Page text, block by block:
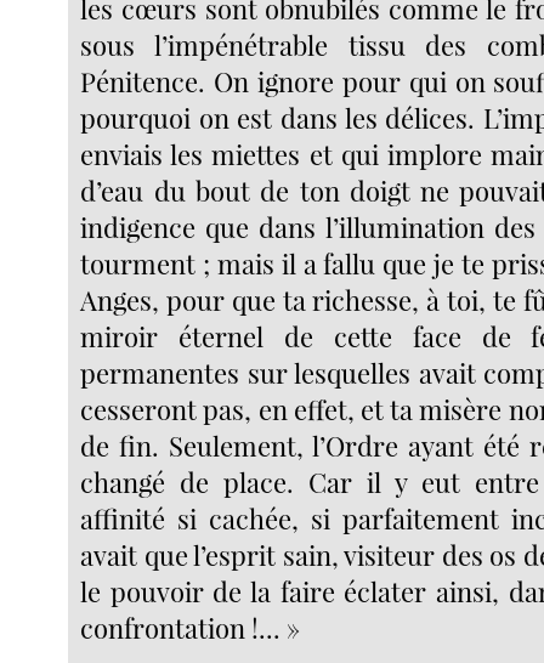
les cœurs sont obnubilés comme le
sous l’impénétrable tissu des
Pénitence. On ignore pour qui on
pourquoi on est dans les délices.
enviais les miettes et qui implore
d’eau du bout de ton doigt ne
indigence que dans l’illumination
tourment ; mais il a fallu que je te
Anges, pour que ta richesse, à toi, te
miroir éternel de cette face de
permanentes sur lesquelles avait
cesseront pas, en effet, et ta misère
de fin. Seulement, l’Ordre ayant été
changé de place. Car il y eut
affinité si cachée, si parfaitement
avait que l’esprit sain, visiteur des os
le pouvoir de la faire éclater ainsi,
confrontation !... »